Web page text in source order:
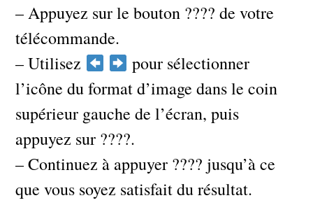
– Appuyez sur le bouton ???? de votre
télécommande.
– Utilisez
pour sélectionner
l’icône du format d’image dans le coin
supérieur gauche de l’écran, puis
appuyez sur ????.​
– Continuez à appuyer ???? jusqu’à ce
que vous soyez satisfait du résultat.